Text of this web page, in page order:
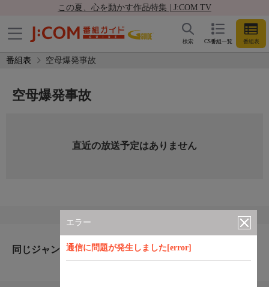
この夏、心を動かす作品特集 | J:COM TV
CS番組一覧 番組表
検索
番組表 空母爆発事故
エラー
通信に問題が発生しました[error]
空母爆発事故
直近の放送予定はありません
同じジャンルのおすすめ番組